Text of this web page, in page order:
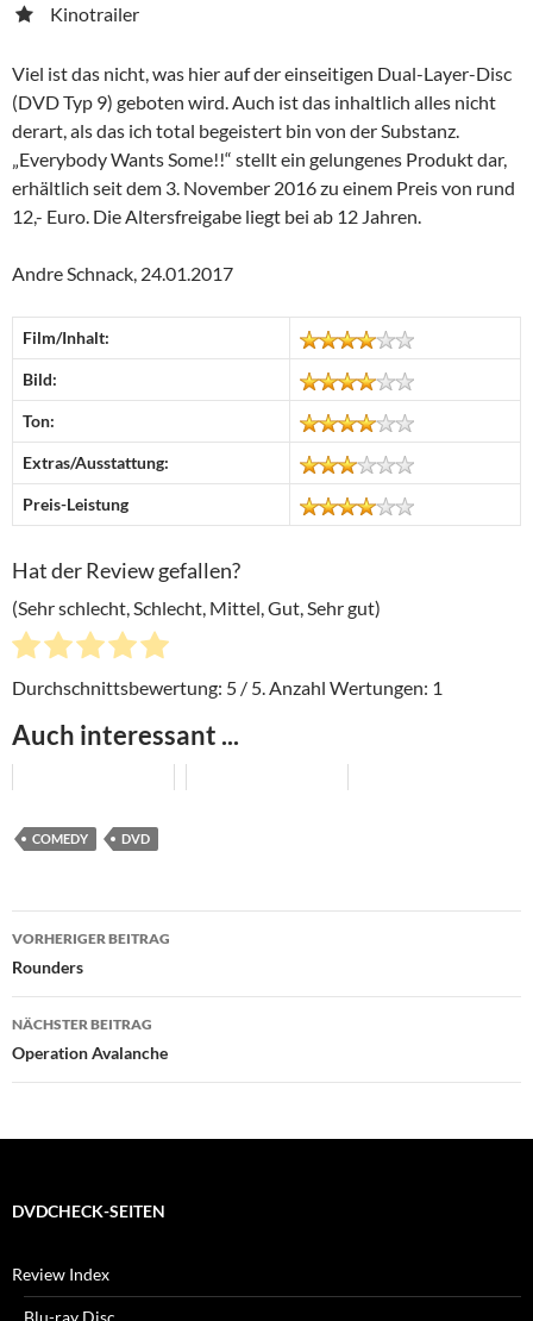
Kinotrailer
Viel ist das nicht, was hier auf der einseitigen Dual-Layer-Disc
(DVD Typ 9) geboten wird. Auch ist das inhaltlich alles nicht
derart, als das ich total begeistert bin von der Substanz.
„Everybody Wants Some!!“ stellt ein gelungenes Produkt dar,
erhältlich seit dem 3. November 2016 zu einem Preis von rund
12,- Euro. Die Altersfreigabe liegt bei ab 12 Jahren.
Andre Schnack, 24.01.2017
Film/Inhalt:
Bild:
Ton:
Extras/Ausstattung:
Preis-Leistung
Hat der Review gefallen?
(Sehr schlecht, Schlecht, Mittel, Gut, Sehr gut)
Durchschnittsbewertung: 5 / 5. Anzahl Wertungen: 1
Auch interessant ...
COMEDY DVD
Beitragsnavigation
VORHERIGER BEITRAG
Rounders
NÄCHSTER BEITRAG
Operation Avalanche
DVDCHECK-SEITEN
Review Index
Blu-ray Disc